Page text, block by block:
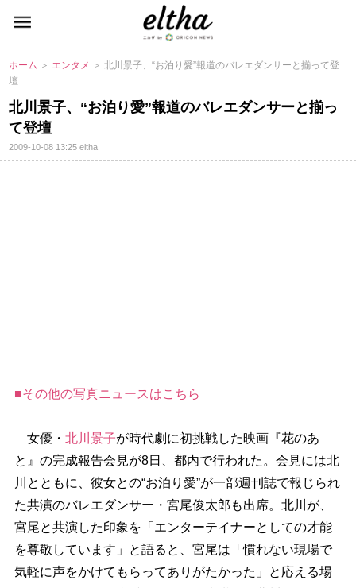
ホーム ＞ エンタメ ＞ 北川景子、“お泊り愛”報道のバレエダンサーと揃って登
壇
北川景子、“お泊り愛”報道のバレエダンサーと揃っ
て登壇
2009-10-08 13:25eltha
■その他の写真ニュースはこちら
女優・ 北川景子が時代劇に初挑戦した映画『花のあ
と』の完成報告会見が8日、都内で行われた。会見には北
川とともに、彼女との“お泊り愛”が一部週刊誌で報じられ
た共演のバレエダンサー・宮尾俊太郎も出席。北川が、
宮尾と共演した印象を「エンターテイナーとしての才能
を尊敬しています」と語ると、宮尾は「慣れない現場で
気軽に声をかけてもらってありがたかった」と応える場